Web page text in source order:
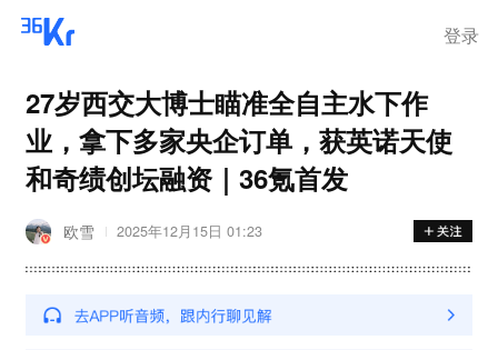
登录
27岁西交大博士瞄准全自主水下作
业，拿下多家央企订单，获英诺天使
和奇绩创坛融资｜36氪首发
欧雪 2025年12月15日 01:23